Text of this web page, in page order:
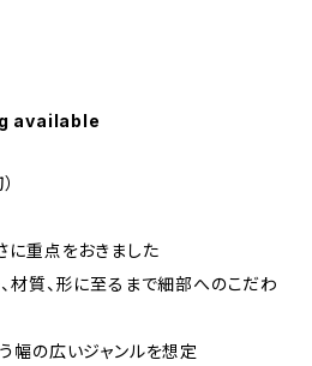
available
に重点をおきました
材質、形に至るまで細部へのこだわ
幅の広いジャンルを想定